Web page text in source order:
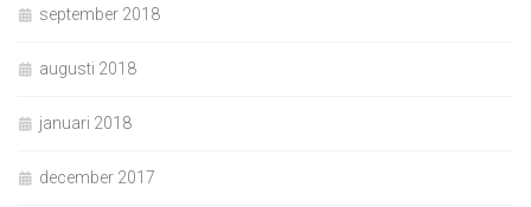
september 2018
augusti 2018
januari 2018
december 2017